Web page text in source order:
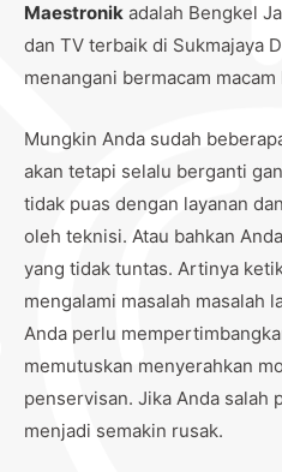
Maestronik adalah Bengkel
dan TV terbaik di Sukmajaya
menangani bermacam
Mungkin Anda sudah
akan tetapi selalu berganti
tidak puas dengan layanan
oleh teknisi. Atau bahkan
yang tidak tuntas. Artinya
mengalami masalah masalah
Anda perlu
memutuskan menyerahkan
penservisan. Jika Anda salah
menjadi semakin rusak.